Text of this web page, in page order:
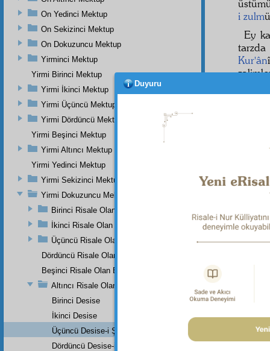
i zulm
Ey
Kur'ân
On Yedinci Mektup
On Sekizinci Mektup
On Dokuzuncu Mektup
Yirminci Mektup
Yirmi Birinci Mektup
Yirmi İkinci Mektup
Yirmi Üçüncü Mektup
Yirmi Dördüncü Mektup
Yirmi Beşinci Mektup
Yirmi Altıncı Mektup
Yirmi Yedinci Mektup
Yirmi Sekizinci Mektup
Yirmi Dokuzuncu Mektup
Birinci Risale Olan Birinci Kısım
İkinci Risale Olan İkinci Kısım
Üçüncü Risale Olan Üçüncü Kısım
Dördüncü Risale Olan Dördüncü Kısım
Beşinci Risale Olan Beşinci Kısım
Altıncı Risale Olan Altıncı Kısım
Birinci Desise
İkinci Desise
Üçüncü Desise-i Şeytaniye
Dördüncü Desise-i Şeytaniye
Duyuru